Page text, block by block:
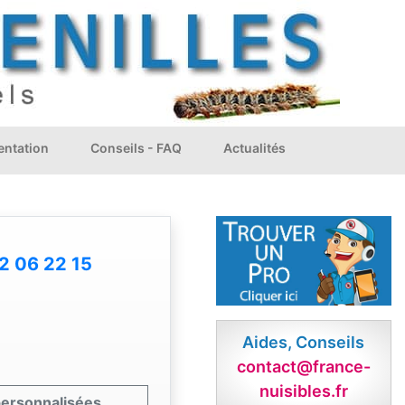
Conseils - FAQ Actualités
06 22 15
Aides, Conseils
contact@france-
nuisibles.fr